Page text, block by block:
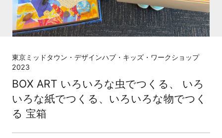
東京ミッドタウン・デザインハブ・キッズ・ワークショップ
2023
BOX ART いろいろな虫でつくる、 いろ
いろな紙でつくる、いろいろな物でつく
る 宝箱